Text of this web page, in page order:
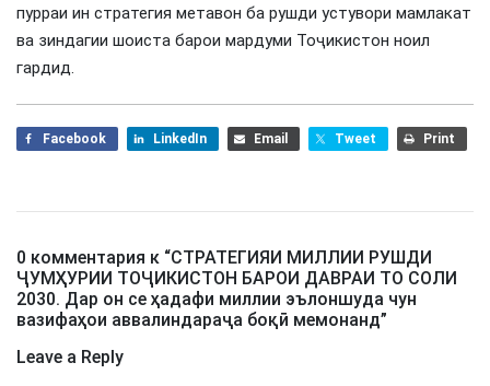
пурраи ин стратегия метавон ба рушди устувори мамлакат
ва зиндагии шоиста барои мардуми Тоҷикистон ноил
гардид.
Facebook LinkedIn Email Tweet Print
0 комментария к “СТРАТЕГИЯИ МИЛЛИИ РУШДИ
ҶУМҲУРИИ ТОҶИКИСТОН БАРОИ ДАВРАИ ТО СОЛИ
2030. Дар он се ҳадафи миллии эълоншуда чун
вазифаҳои аввалиндараҷа боқӣ мемонанд”
Leave a Reply